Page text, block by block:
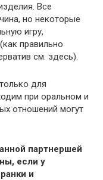
Все
но некоторые
игру,
правильно
см. здесь).
для
при оральном и
отношений могут
партнершей
если у
и